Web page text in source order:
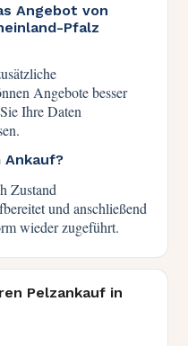
Angebot von
Pfalz
Angebote besser
Ihre Daten
Ankauf?
Zustand
und anschließend
wieder zugeführt.
Pelzankauf in